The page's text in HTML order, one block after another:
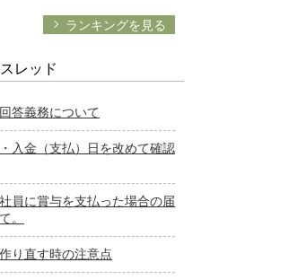
ランキングを見る
レッド
答義務について
入金（支払）日を改めて確認
員に賞与を支払った場合の届
。
り直す時の注意点